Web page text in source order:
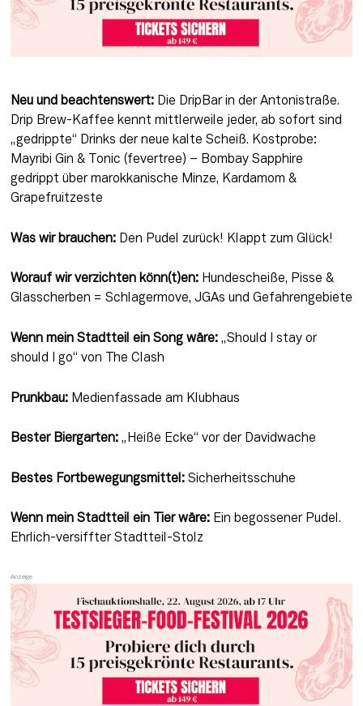
Neu und beachtenswert: Die DripBar in der Antonistraße.
Drip Brew-Kaffee kennt mittlerweile jeder, ab sofort sind
„gedrippte“ Drinks der neue kalte Scheiß. Kostprobe:
Mayribi Gin & Tonic (fevertree) – Bombay Sapphire
gedrippt über marokkanische Minze, Kardamom &
Grapefruitzeste
Was wir brauchen: Den Pudel zurück! Klappt zum Glück!
Worauf wir verzichten könn(t)en: Hundescheiße, Pisse &
Glasscherben = Schlagermove, JGAs und Gefahrengebiete
Wenn mein Stadtteil ein Song wäre: „Should I stay or
should I go“ von The Clash
Prunkbau: Medienfassade am Klubhaus
Bester Biergarten: „Heiße Ecke“ vor der Davidwache
Bestes Fortbewegungsmittel: Sicherheitsschuhe
Wenn mein Stadtteil ein Tier wäre: Ein begossener Pudel.
Ehrlich-versiffter Stadtteil-Stolz